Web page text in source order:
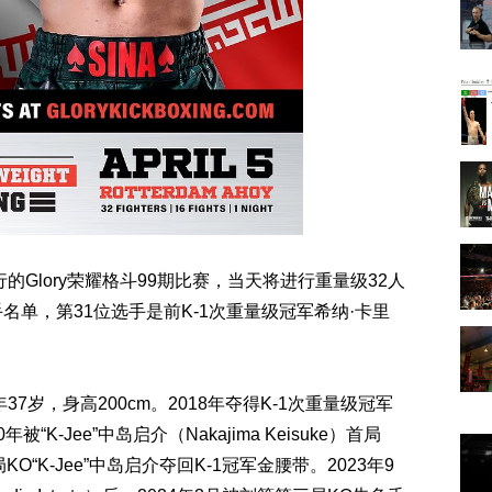
Glory荣耀格斗99期比赛，当天将进行重量级32人
单，第31位选手是前K-1次重量级冠军希纳·卡里
37岁，身高200cm。2018年夺得K-1次重量级冠军
被“K-Jee”中岛启介（Nakajima Keisuke）首局
Jee”中岛启介夺回K-1冠军金腰带。2023年9